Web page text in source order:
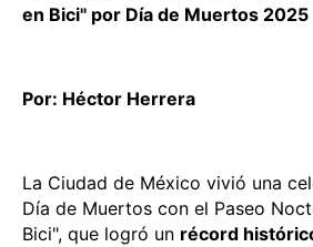
en Bici" por Día de Muertos 2025
Por: Héctor Herrera
La Ciudad de México vivió una
Día de Muertos con el Paseo
Bici", que logró un récord